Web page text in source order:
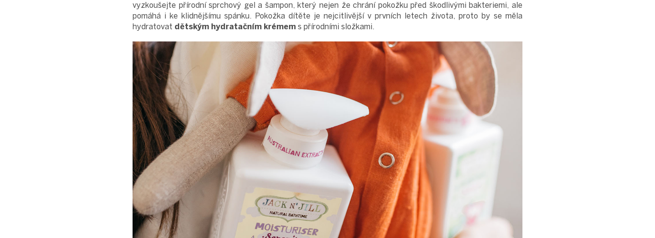
vyzkoušejte přírodní sprchový gel a šampon, který nejen že chrání pokožku před škodlivými bakteriemi, ale
pomáhá i ke klidnějšímu spánku. Pokožka dítěte je nejcitlivější v prvních letech života, proto by se měla
hydratovat dětským hydratačním krémem s přírodními složkami.